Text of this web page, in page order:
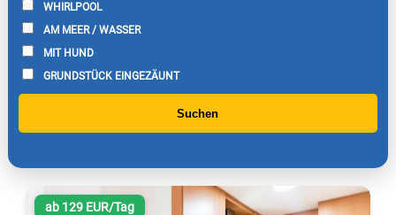
WHIRLPOOL
AM MEER / WASSER
MIT HUND
GRUNDSTÜCK EINGEZÄUNT
Suchen
ab 129 EUR/Tag